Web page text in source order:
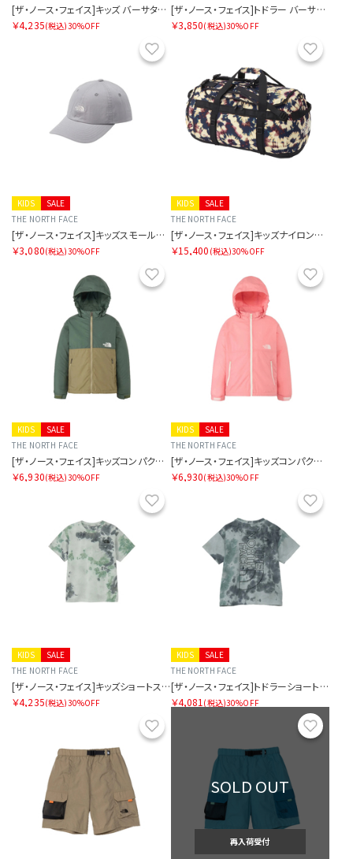
[ザ・ノース・フェイス]キッズ バーサタイルショート
￥4,235(税込)30%OFF
[ザ・ノース・フェイス]トドラー バーサタイルショート
￥3,850(税込)30%OFF
お気に入り
SALE
KIDS
THE NORTH FACE
[ザ・ノース・フェイス]キッズスモールロゴキャップ
￥3,080(税込)30%OFF
SALE
KIDS
THE NORTH FACE
[ザ・ノース・フェイス]キッズナイロンダッフル50
￥15,400 (税込)30%OFF
お気に入り
SALE
KIDS
THE NORTH FACE
[ザ・ノース・フェイス]キッズコンパクトジャケット
￥6,930(税込)30%OFF
SALE
KIDS
THE NORTH FACE
[ザ・ノース・フェイス]キッズコンパクトジャケット
￥6,930(税込)30%OFF
お気に入り
SALE
KIDS
THE NORTH FACE
[ザ・ノース・フェイス]キッズショートスリーブノベルティビッグルートティー
￥4,235(税込)30%OFF
SALE
KIDS
THE NORTH FACE
[ザ・ノース・フェイス]トドラーショートスリーブノベルティビッグルートティー
￥4,081 (税込)30%OFF
お気に入り
SOLD OUT
再入荷受付